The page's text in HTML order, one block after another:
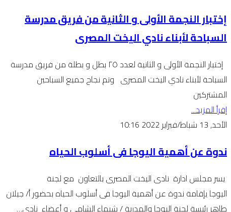
إختبار النجمة الأولى و الثانية من فريق مدرسة
السباحة لأبناء نادي اليخت المصرى
إختبار النجمة الأولى و الثانية لعدد ٢٥ بطل و بطلة من فريق مدرسة
السباحة لأبناء نادي اليخت المصرى وتم نجاح جميع السباحين
المشتركين
إقرأ المزيد...
الأحد, 13 شباط/فبراير 2022 10:16
ندوة عن أهمية اليوجا فى أسلوب الحياه
يسر مجلس ادارة نادى اليخت المصرى بالتعاون مع لجنة
اليوجا يإقامة ندوة عن أهمية اليوجا فى أسلوب الحياه بحضور أ/ جيلان
طاهر رئيسة لجنة اليوجا والمدربة / شيماء الشامى و أعضاء نادى…